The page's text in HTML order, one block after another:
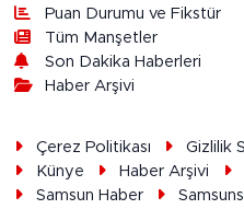
Puan Durumu ve Fikstür
Tüm Manşetler
Son Dakika Haberleri
Haber Arşivi
Çerez Politikası Gizlilik
Künye
Haber Arşivi
Samsun Haber